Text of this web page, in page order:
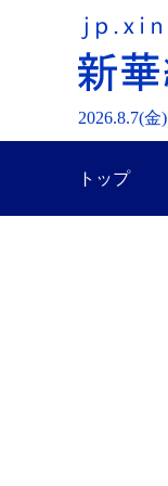
2026.8.7(金)
トップ